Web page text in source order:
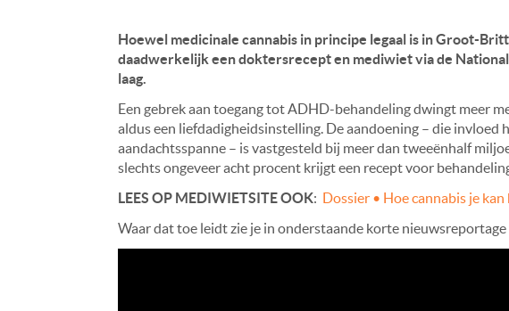
Hoewel medicinale cannabis in principe legaal is in Groot-
daadwerkelijk een doktersrecept en mediwiet via de
laag.
Een gebrek aan toegang tot ADHD-behandeling dwingt meer
aldus een liefdadigheidsinstelling. De aandoening – die invloed
aandachtsspanne – is vastgesteld bij meer dan tweeënhalf
slechts ongeveer acht procent krijgt een recept voor
LEES OP MEDIWIETSITE OOK: Dossier • Hoe cannabis je
Waar dat toe leidt zie je in onderstaande korte nieuwsreportage